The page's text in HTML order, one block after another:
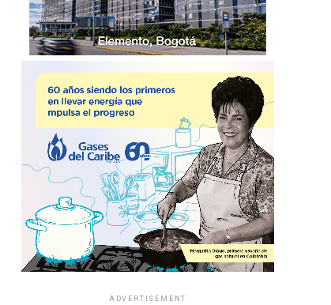
ADVERTISEMENT